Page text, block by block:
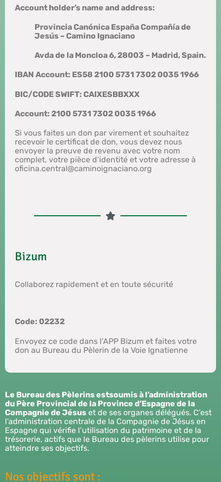
Account holder’s name and address:
Provincia Canónica España Compañía de
Jesús – Camino Ignaciano
Avda de la Moncloa 6, 28003 – Madrid, Spain.
IBAN Account: ES58 2100 5731 7302 0035 1966
BIC/CODE SWIFT: CAIXESBBXXX
Account: 2100 5731 7302 0035 1966
Si vous faites un don par virement et souhaitez
recevoir le certificat de don, vous devez nous
envoyer la preuve de revenu avec votre nom
complet, votre pièce d’identité et votre adresse à
oficina.central@caminoignaciano.org
Bizum
Collaborez rapidement et en toute sécurité
Code: 02232
Envoyez ce code dans l’APP Bizum et faites votre
don au Bureau du Pèlerin de la Voie Ignatienne
Le Bureau des Pèlerins estsoumis à l’administration
du Père Provincial de la Province d’Espagne de la
Compagnie de Jésus et de ses organes délégués. C’est
l’administration centrale de la Compagnie de Jésus en
Espagne qui vérifie l’utilisation du patrimoine et de la
trésorerie, actifs que le Bureau des pèlerins utilise pour
atteindre ses objectifs.
Nos objectifs sont :